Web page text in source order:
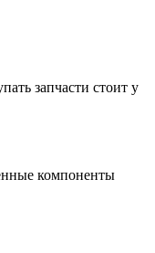
запчасти стоит у
компоненты